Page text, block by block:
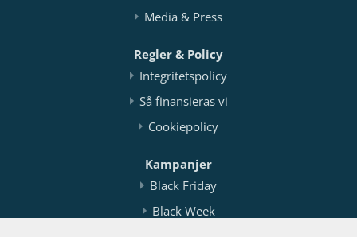
Media & Press
Regler & Policy
Integritetspolicy
Så finansieras vi
Cookiepolicy
Kampanjer
Black Friday
Black Week